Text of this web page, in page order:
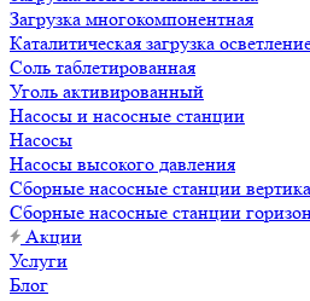
Загрузка многокомпонентная
Каталитическая загрузка
Соль таблетированная
Уголь активированный
Насосы и насосные станции
Насосы
Насосы высокого давления
Сборные насосные станции
Сборные насосные станции
Акции
Услуги
Блог